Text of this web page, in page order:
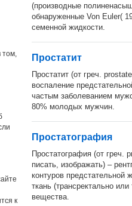
том,
к
(производные
обнаруженные Von Euler(
семенной жидкости.
Простатит
Простатит (от греч.
воспаление
частым заболеванием
80% молодых мужчин.
Простатография
Простатография (от греч.
писать, изображать) –
контуров
ткань (трансректально
вещества.